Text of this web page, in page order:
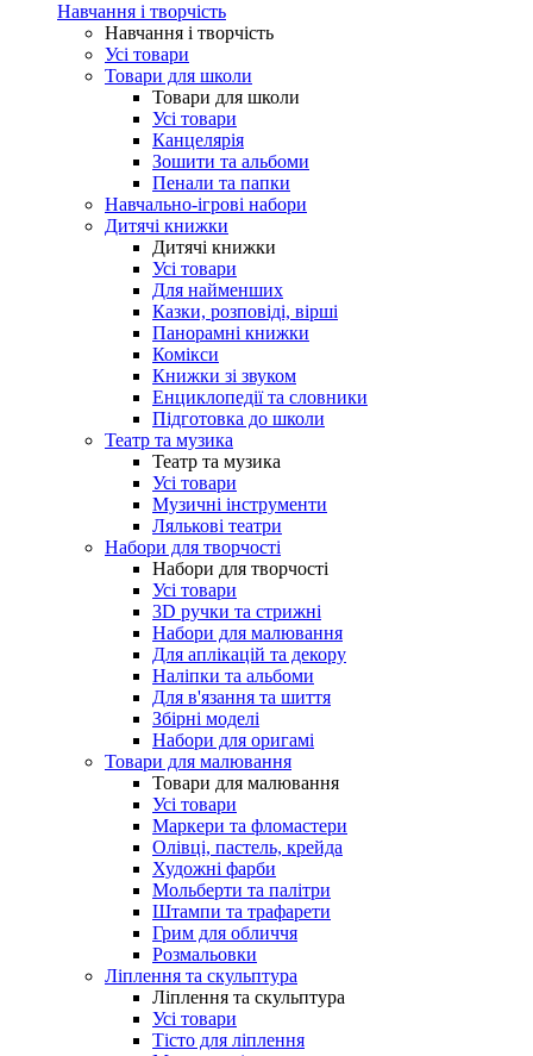
Навчання і творчість
Навчання і творчість
Усі товари
Товари для школи
Товари для школи
Усі товари
Канцелярія
Зошити та альбоми
Пенали та папки
Навчально-ігрові набори
Дитячі книжки
Дитячі книжки
Усі товари
Для найменших
Казки, розповіді, вірші
Панорамні книжки
Комікси
Книжки зі звуком
Енциклопедії та словники
Підготовка до школи
Театр та музика
Театр та музика
Усі товари
Музичні інструменти
Лялькові театри
Набори для творчості
Набори для творчості
Усі товари
3D ручки та стрижні
Набори для малювання
Для аплікацій та декору
Наліпки та альбоми
Для в'язання та шиття
Збірні моделі
Набори для оригамі
Товари для малювання
Товари для малювання
Усі товари
Маркери та фломастери
Олівці, пастель, крейда
Художні фарби
Мольберти та палітри
Штампи та трафарети
Грим для обличчя
Розмальовки
Ліплення та скульптура
Ліплення та скульптура
Усі товари
Тісто для ліплення